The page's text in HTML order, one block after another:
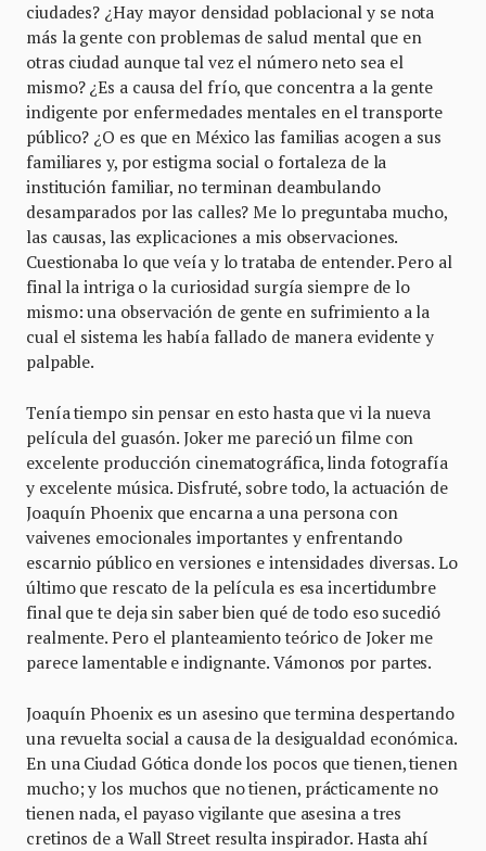
ciudades? ¿Hay mayor densidad poblacional y se nota
más la gente con problemas de salud mental que en
otras ciudad aunque tal vez el número neto sea el
mismo? ¿Es a causa del frío, que concentra a la gente
indigente por enfermedades mentales en el transporte
público? ¿O es que en México las familias acogen a sus
familiares y, por estigma social o fortaleza de la
institución familiar, no terminan deambulando
desamparados por las calles? Me lo preguntaba mucho,
las causas, las explicaciones a mis observaciones.
Cuestionaba lo que veía y lo trataba de entender. Pero al
final la intriga o la curiosidad surgía siempre de lo
mismo: una observación de gente en sufrimiento a la
cual el sistema les había fallado de manera evidente y
palpable.
Tenía tiempo sin pensar en esto hasta que vi la nueva
película del guasón. Joker me pareció un filme con
excelente producción cinematográfica, linda fotografía
y excelente música. Disfruté, sobre todo, la actuación de
Joaquín Phoenix que encarna a una persona con
vaivenes emocionales importantes y enfrentando
escarnio público en versiones e intensidades diversas. Lo
último que rescato de la película es esa incertidumbre
final que te deja sin saber bien qué de todo eso sucedió
realmente. Pero el planteamiento teórico de Joker me
parece lamentable e indignante. Vámonos por partes.
Joaquín Phoenix es un asesino que termina despertando
una revuelta social a causa de la desigualdad económica.
En una Ciudad Gótica donde los pocos que tienen, tienen
mucho; y los muchos que no tienen, prácticamente no
tienen nada, el payaso vigilante que asesina a tres
cretinos de a Wall Street resulta inspirador. Hasta ahí